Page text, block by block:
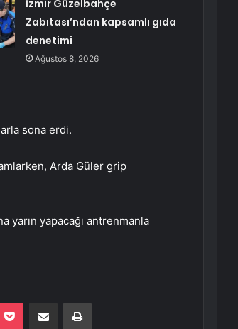
İzmir Güzelbahçe
Zabıtası’ndan kapsamlı gıda
denetimi
Ağustos 8, 2026
sona erdi.
Arda Güler grip
yarın yapacağı antrenmanla
Pocket E-Posta ile paylaş Yazdır